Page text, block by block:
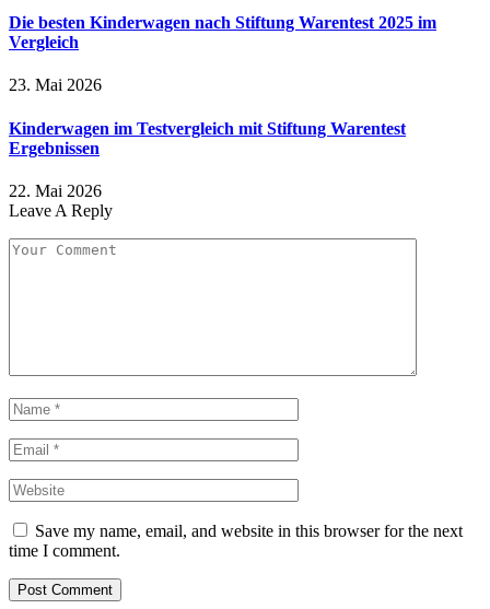
Die besten Kinderwagen nach Stiftung Warentest 2025 im
Vergleich
23. Mai 2026
Kinderwagen im Testvergleich mit Stiftung Warentest
Ergebnissen
22. Mai 2026
Leave A Reply
Save my name, email, and website in this browser for the next
time I comment.